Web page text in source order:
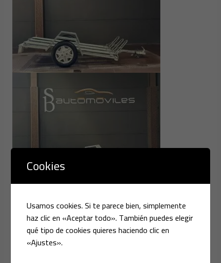
Cookies
Usamos cookies. Si te parece bien, simplemente
haz clic en «Aceptar todo». También puedes elegir
qué tipo de cookies quieres haciendo clic en
«Ajustes».